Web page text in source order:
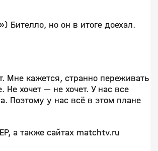
Бителло, но он в итоге доехал.
Мне кажется, странно переживать
Не хочет — не хочет. У нас все
Поэтому у нас всё в этом плане
а также сайтах matchtv.ru